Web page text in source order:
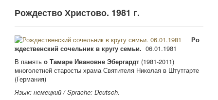
Рождество Христово. 1981 г.
Ро
ждественский сочельник в кругу семьи. 06.01.1981
В память о Тамаре Ивановне Эбергардт (1981-2011)
многолетней старосты храма Святителя Николая в Штутгарте
(Германия)
Язык: немецкий /Sprache: Deutsch.